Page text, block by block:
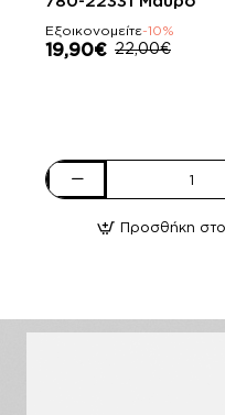
Εξοικονομείτε-10%
19,90€ 22,00€
Ipanema
ΣαγιονάρεςΠροσθήκη